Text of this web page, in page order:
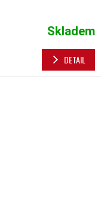
Skladem
DETAIL